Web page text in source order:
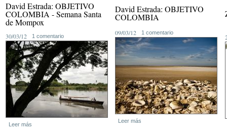
David Estrada: OBJETIVO
COLOMBIA - Semana Santa
de Mompox
30/03/12 1 comentario
Leer más
David Estrada: OBJETIVO
COLOMBIA
09/03/12 1 comentario
Leer más